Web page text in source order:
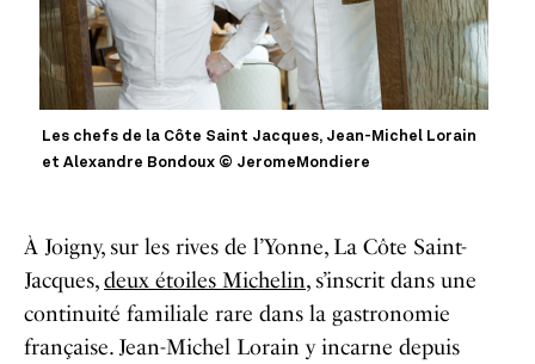
Les chefs de la Côte Saint Jacques, Jean-Michel Lorain
et Alexandre Bondoux © JeromeMondiere
À Joigny, sur les rives de l’Yonne, La Côte Saint-
Jacques,deux étoiles Michelin, s’inscrit dans une
continuité familiale rare dans la gastronomie
française. Jean-Michel Lorain y incarne depuis